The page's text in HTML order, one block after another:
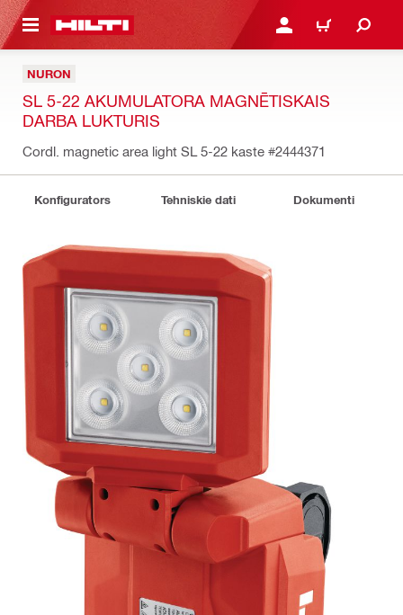
SATURU PIESLĒGTIES VAI
IEPIRKŠANĀS
NURON
SL 5-22 AKUMULATORA MAGNĒTISKAIS
DARBA LUKTURIS
Cordl. magnetic area light SL 5-22 kaste #2444371
Konfigurators Tehniskie dati Dokumenti